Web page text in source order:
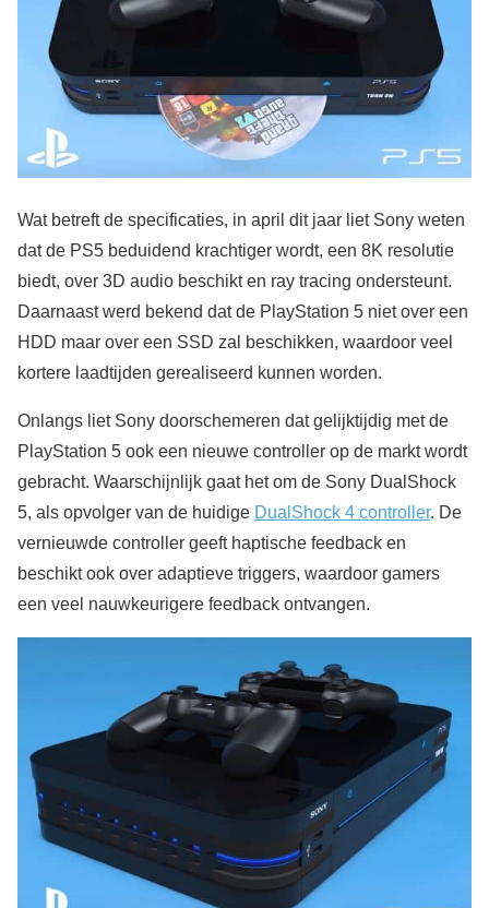
Wat betreft de specificaties, in april dit jaar liet Sony weten
dat de PS5 beduidend krachtiger wordt, een 8K resolutie
biedt, over 3D audio beschikt en ray tracing ondersteunt.
Daarnaast werd bekend dat de PlayStation 5 niet over een
HDD maar over een SSD zal beschikken, waardoor veel
kortere laadtijden gerealiseerd kunnen worden.
Onlangs liet Sony doorschemeren dat gelijktijdig met de
PlayStation 5 ook een nieuwe controller op de markt wordt
gebracht. Waarschijnlijk gaat het om de Sony DualShock
5, als opvolger van de huidige DualShock 4 controller. De
vernieuwde controller geeft haptische feedback en
beschikt ook over adaptieve triggers, waardoor gamers
een veel nauwkeurigere feedback ontvangen.